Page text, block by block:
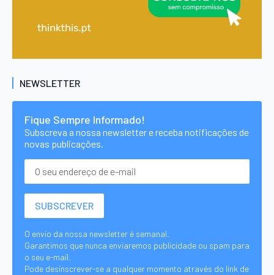
NEWSLETTER
Fique Sempre Informado!
Subscreva a nossa newsletter e receba notificações de
novas publicações.
O envio da nossa newsletter é semanal.
Garantimos que nunca enviaremos publicidade ou spam para
o seu e-mail.
Pode desinscrever-se a qualquer momento através do link de